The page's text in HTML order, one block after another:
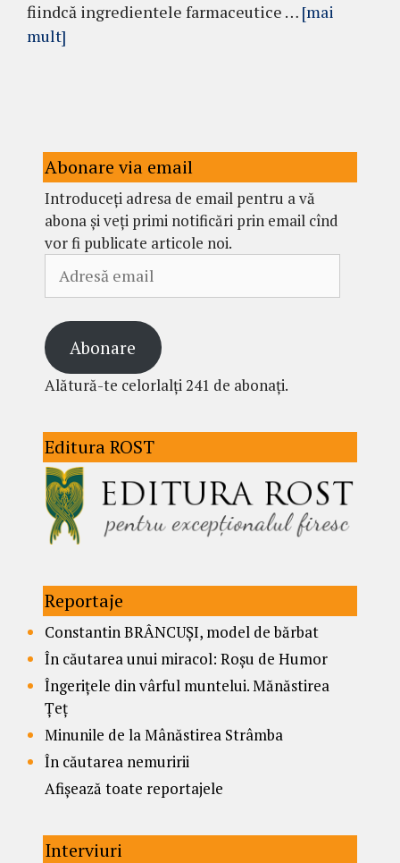
fiindcă ingredientele farmaceutice … [mai
mult]
Abonare via email
Introduceți adresa de email pentru a vă
abona și veți primi notificări prin email cînd
vor fi publicate articole noi.
email
Abonare
Alătură-te celorlalți 241 de abonați.
Editura ROST
Reportaje
Constantin BRÂNCUȘI, model de bărbat
În căutarea unui miracol: Roșu de Humor
Îngerițele din vârful muntelui. Mănăstirea
Țeț
Minunile de la Mânăstirea Strâmba
În căutarea nemuririi
Afișează toate reportajele
Interviuri